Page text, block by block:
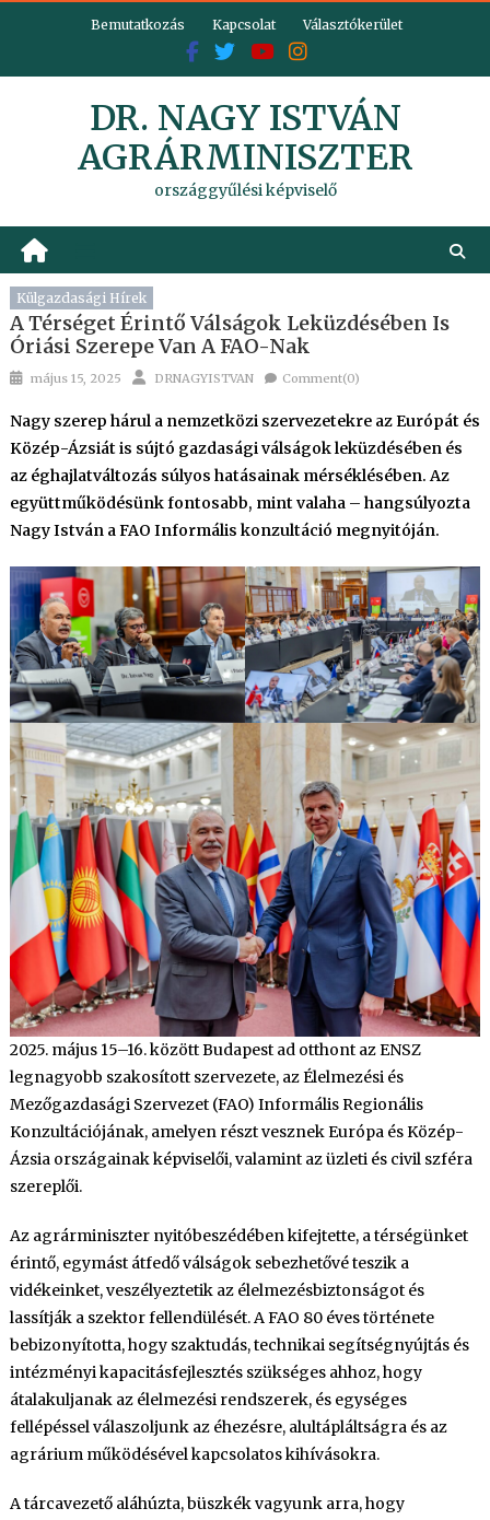
Bemutatkozás Kapcsolat Választókerület
DR. NAGY ISTVÁN
AGRÁRMINISZTER
országgyűlési képviselő
Külgazdasági Hírek
A Térséget Érintő Válságok Leküzdésében Is
Óriási Szerepe Van A FAO-Nak
Posted
május 15, 2025 Author
DRNAGYISTVAN Comment(0)
Nagy szerep hárul a nemzetközi szervezetekre az Európát és
Közép-Ázsiát is sújtó gazdasági válságok leküzdésében és
az éghajlatváltozás súlyos hatásainak mérséklésében. Az
együttműködésünk fontosabb, mint valaha – hangsúlyozta
Nagy István a FAO Informális konzultáció megnyitóján.
2025. május 15–16. között Budapest ad otthont az ENSZ
legnagyobb szakosított szervezete, az Élelmezési és
Mezőgazdasági Szervezet (FAO) Informális Regionális
Konzultációjának, amelyen részt vesznek Európa és Közép-
Ázsia országainak képviselői, valamint az üzleti és civil szféra
szereplői.
Az agrárminiszter nyitóbeszédében kifejtette, a térségünket
érintő, egymást átfedő válságok sebezhetővé teszik a
vidékeinket, veszélyeztetik az élelmezésbiztonságot és
lassítják a szektor fellendülését. A FAO 80 éves története
bebizonyította, hogy szaktudás, technikai segítségnyújtás és
intézményi kapacitásfejlesztés szükséges ahhoz, hogy
átalakuljanak az élelmezési rendszerek, és egységes
fellépéssel válaszoljunk az éhezésre, alultápláltságra és az
agrárium működésével kapcsolatos kihívásokra.
A tárcavezető aláhúzta, büszkék vagyunk arra, hogy